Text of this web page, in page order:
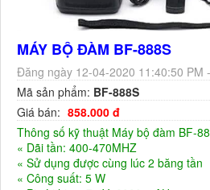
MÁY BỘ ĐÀM BF-888S
Đăng ngày 12-04-2020 11:40:50 PM
Mã sản phẩm: BF-888S
Giá bán: 858.000 đ
Thông số kỹ thuật Máy bộ đàm BF-
« Dãi tần: 400-470MHZ
« Sử dụng được cùng lúc 2 băng tần
« Công suất: 5 W